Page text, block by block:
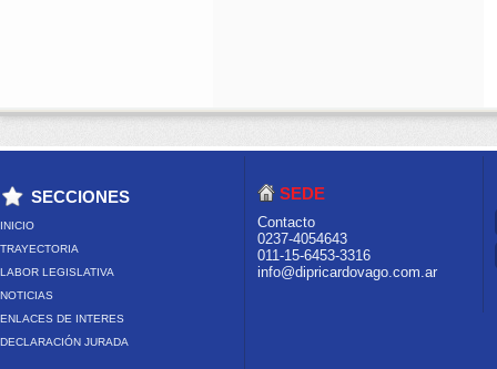
SECCIONES
INICIO
TRAYECTORIA
LABOR LEGISLATIVA
NOTICIAS
ENLACES DE INTERES
DECLARACIÓN JURADA
SEDE
Contacto
0237-4054643
011-15-6453-3316
info@dipricardovago.com.ar